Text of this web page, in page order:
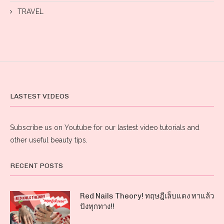
TRAVEL
LASTEST VIDEOS
Subscribe us on Youtube for our lastest video tutorials and
other useful beauty tips.
RECENT POSTS
Red Nails Theory! ทฤษฎีเล็บแดง ทาแล้ว
ปังทุกทาง!!